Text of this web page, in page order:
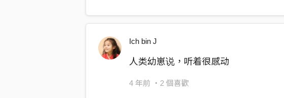
Ich bin J
人类幼崽说，听着很感动
4 年前 ・2 個喜歡